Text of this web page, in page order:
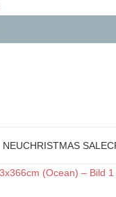
NEUCHRISTMAS SALE